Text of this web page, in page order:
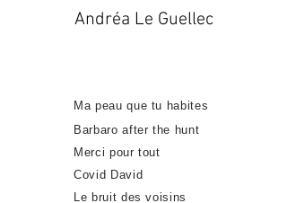
Andréa Le Guellec
Ma peau que tu habites
Barbaro after the hunt
Merci pour tout
Covid David
Le bruit des voisins